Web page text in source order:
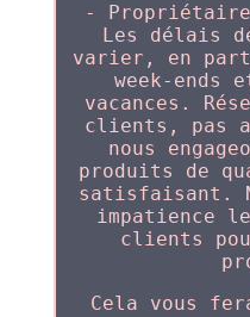
- Propriétaire
Les délais
varier, en
week-ends
vacances.
clients, pas
nous
produits de
satisfaisant.
impatience
clients
Cela vous